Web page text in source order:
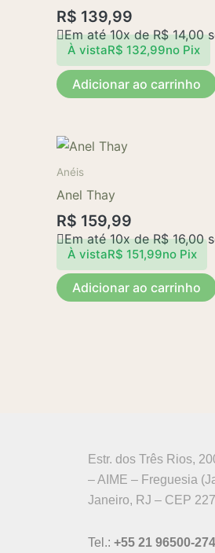
R$ 139,99
Em até 10x deR$14,00
À vistaR$ 132,99no Pix
Adicionar ao carrinho
Anéis
Anel Thay
R$ 159,99
Em até 10x deR$16,00
À vistaR$ 151,99no Pix
Adicionar ao carrinho
Estr. dos Três Rios,
– AIME – Freguesia
Janeiro, RJ – CEP
Tel.: +55 21 96500-